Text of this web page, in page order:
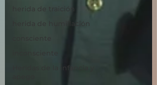
herida de traición
herida de humillación
Heridas de la infancia y